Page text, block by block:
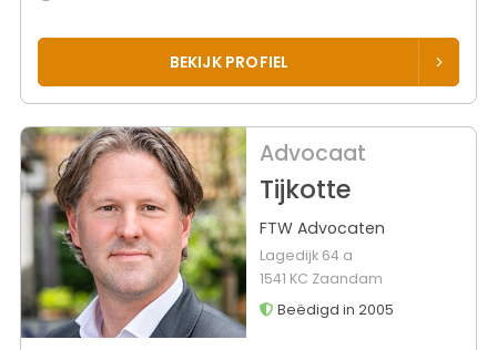
BEKIJK PROFIEL
Advocaat
Tijkotte
FTW Advocaten
Lagedijk 64 a
1541 KC Zaandam
Beëdigd in 2005